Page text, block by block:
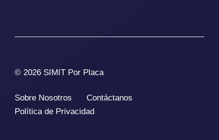
© 2026 SIMIT Por Placa
Sobre Nosotros
Contáctanos
Política de Privacidad